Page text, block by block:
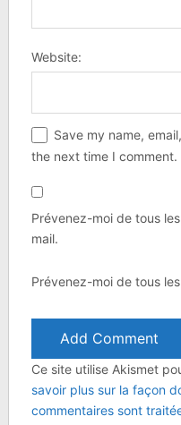
Website:
Save my name,
the next time I comment.
Prévenez-moi de tous
mail.
Prévenez-moi de tous
Ce site utilise Akismet
savoir plus sur la façon
commentaires sont